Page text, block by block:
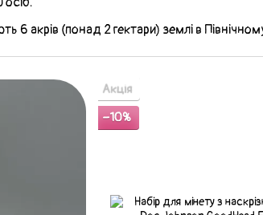
6 акрів (понад 2 гектари) землі в
Акція
−10%